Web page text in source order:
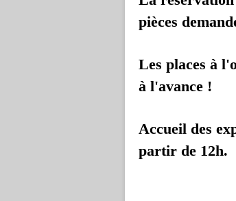
pièces
Les places à
à l'avance !
Accueil des
partir de 12h.